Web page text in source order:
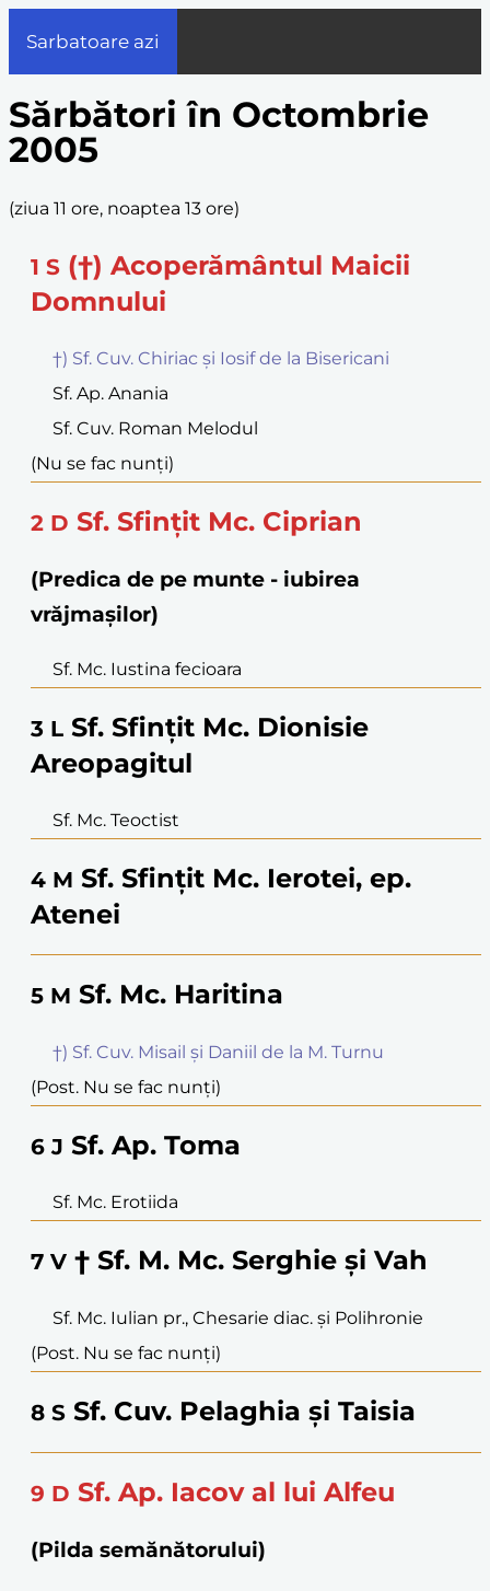
Sarbatoare azi
Sărbători în Octombrie
2005
(ziua 11 ore, noaptea 13 ore)
1 S (†) Acoperământul Maicii
Domnului
†) Sf. Cuv. Chiriac și Iosif de la Bisericani
Sf. Ap. Anania
Sf. Cuv. Roman Melodul
(Nu se fac nunți)
2 D Sf. Sfințit Mc. Ciprian
(Predica de pe munte - iubirea
vrăjmașilor)
Sf. Mc. Iustina fecioara
3 L Sf. Sfințit Mc. Dionisie
Areopagitul
Sf. Mc. Teoctist
4 M Sf. Sfințit Mc. Ierotei, ep.
Atenei
5 M Sf. Mc. Haritina
†) Sf. Cuv. Misail și Daniil de la M. Turnu
(Post. Nu se fac nunți)
6 J Sf. Ap. Toma
Sf. Mc. Erotiida
7 V † Sf. M. Mc. Serghie și Vah
Sf. Mc. Iulian pr., Chesarie diac. și Polihronie
(Post. Nu se fac nunți)
8 S Sf. Cuv. Pelaghia și Taisia
9 D Sf. Ap. Iacov al lui Alfeu
(Pilda semănătorului)